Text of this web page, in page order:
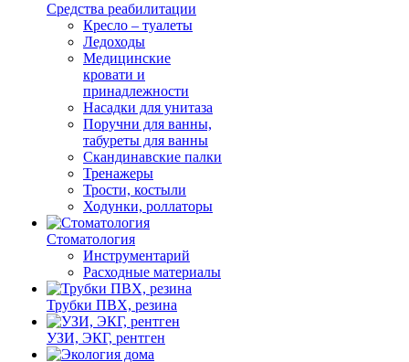
Средства реабилитации
Кресло – туалеты
Ледоходы
Медицинские
кровати и
принадлежности
Насадки для унитаза
Поручни для ванны,
табуреты для ванны
Скандинавские палки
Тренажеры
Трости, костыли
Ходунки, роллаторы
Стоматология
Инструментарий
Расходные материалы
Трубки ПВХ, резина
УЗИ, ЭКГ, рентген